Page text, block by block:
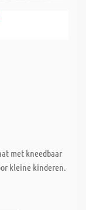
met kneedbaar
kleine kinderen.